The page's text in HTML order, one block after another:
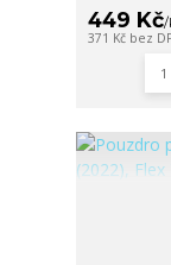
449 Kč/
371 Kč bez